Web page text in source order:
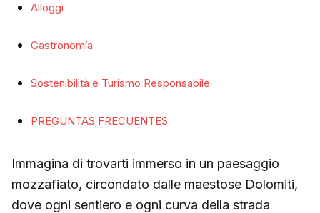
Alloggi
Gastronomía
Sostenibilità e Turismo Responsabile
PREGUNTAS FRECUENTES
Immagina di trovarti immerso in un paesaggio
mozzafiato, circondato dalle maestose Dolomiti,
dove ogni sentiero e ogni curva della strada